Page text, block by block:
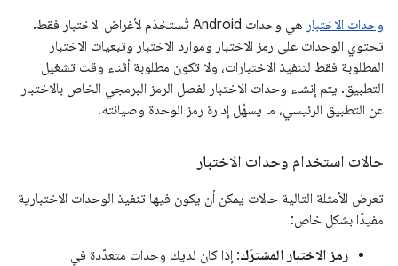
وحدات الاختبار
هي وحدات Android تُستخدَم لأغراض الاختبار فقط.
تحتوي الوحدات على رمز الاختبار وموارد الاختبار وتبعيات الاختبار
المطلوبة فقط لتنفيذ الاختبارات، ولا تكون مطلوبة أثناء وقت تشغيل
التطبيق. يتم إنشاء وحدات الاختبار لفصل الرمز البرمجي الخاص بالاختبار
عن التطبيق الرئيسي، ما يسهّل إدارة رمز الوحدة وصيانته.
حالات استخدام وحدات الاختبار
تعرض الأمثلة التالية حالات يمكن أن يكون فيها تنفيذ الوحدات الاختبارية
مفيدًا بشكل خاص:
رمز الاختبار المشترَك: إذا كان لديك وحدات متعدّدة في